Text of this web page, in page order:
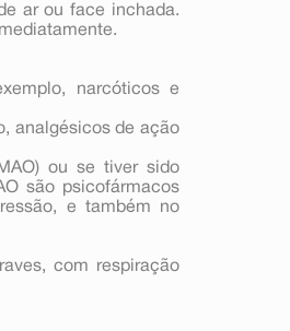
ar ou face inchada.
narcóticos e
analgésicos de ação
ou se tiver sido
são psicofármacos
e também no
com respiração